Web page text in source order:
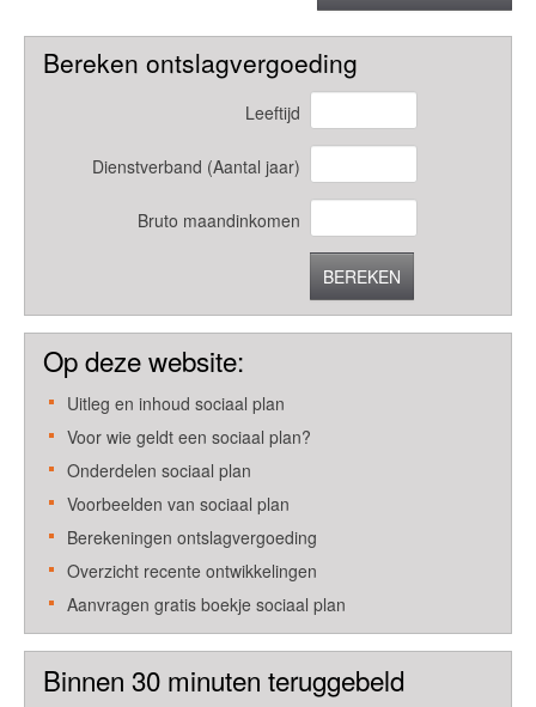
Bereken ontslagvergoeding
Leeftijd
Dienstverband (Aantal jaar)
Bruto maandinkomen
BEREKEN
Op deze website:
Uitleg en inhoud sociaal plan
Voor wie geldt een sociaal plan?
Onderdelen sociaal plan
Voorbeelden van sociaal plan
Berekeningen ontslagvergoeding
Overzicht recente ontwikkelingen
Aanvragen gratis boekje sociaal plan
Binnen 30 minuten teruggebeld